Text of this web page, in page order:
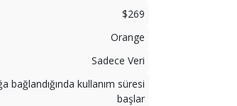
$269
Orange
Sadece Veri
bağlandığında kullanım süresi
başlar